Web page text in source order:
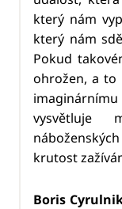
který nám
který nám
Pokud
ohrožen, a to
vysvětluje
krutost
Boris